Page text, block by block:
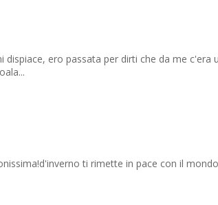
dispiace, ero passata per dirti che da me
ti rimette in pace con il